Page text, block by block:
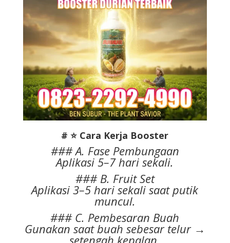
# ⭐ Cara Kerja Booster
### A. Fase Pembungaan
Aplikasi 5–7 hari sekali.
### B. Fruit Set
Aplikasi 3–5 hari sekali saat putik
muncul.
### C. Pembesaran Buah
Gunakan saat buah sebesar telur →
setengah kepalan.